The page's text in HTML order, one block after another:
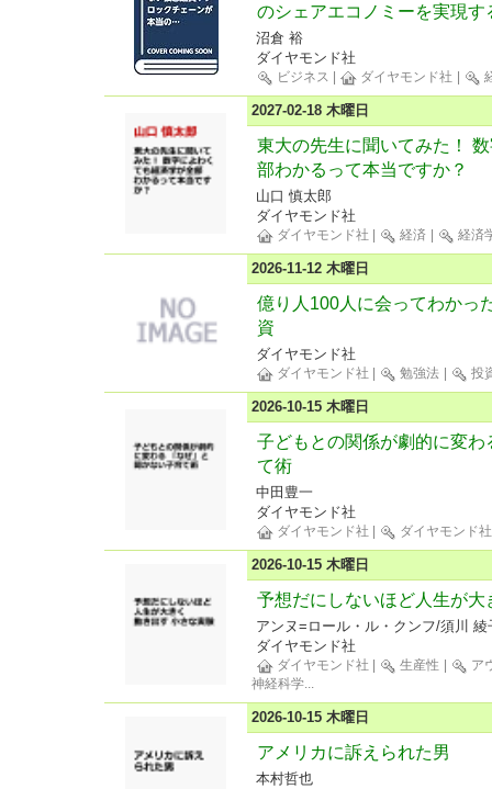
のシェアエコノミーを実現す
沼倉 裕
ダイヤモンド社
ビジネス ダイヤモンド社
2027-02-18 木曜日
東大の先生に聞いてみた！
部わかるって本当ですか？
山口 慎太郎
ダイヤモンド社
ダイヤモンド社 経済 経済
2026-11-12 木曜日
億り人100人に会ってわかっ
資
ダイヤモンド社
ダイヤモンド社 勉強法 投
2026-10-15 木曜日
子どもとの関係が劇的に変
て術
中田豊一
ダイヤモンド社
ダイヤモンド社 ダイヤモンド社
2026-10-15 木曜日
予想だにしないほど人生が
アンヌ=ロール・ル・クンフ/須川 綾
ダイヤモンド社
ダイヤモンド社 生産性
ア
神経科学...
2026-10-15 木曜日
アメリカに訴えられた男
本村哲也